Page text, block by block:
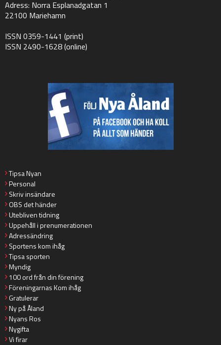
Adress: Norra Esplanadgatan 1
22100 Mariehamn
ISSN 0359-1441 (print)
ISSN 2490-1628 (online)
Tipsa Nyan
Personal
Skriv insändare
OBS det händer
Utebliven tidning
Uppehåll i prenumerationen
Adressändring
Sportens kom ihåg
Tipsa sporten
Myndig
100 ord från din förening
Föreningarnas Kom ihåg
Gratulerar
Ny på Åland
Nyans Ros
Nygifta
Vi firar